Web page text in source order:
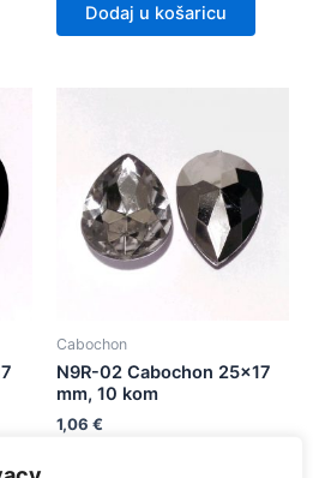
Dodaj u košaricu
Cabochon
N9R-02 Cabochon 25×17
mm, 10 kom
1,06 €